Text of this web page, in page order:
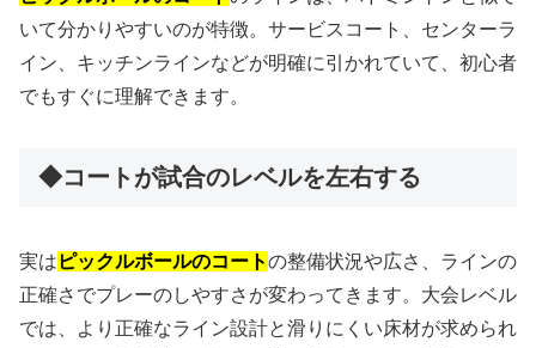
いて分かりやすいのが特徴。サービスコート、センターラ
イン、キッチンラインなどが明確に引かれていて、初心者
でもすぐに理解できます。
◆コートが試合のレベルを左右する
実は ピックルボールのコートの整備状況や広さ、ラインの
正確さでプレーのしやすさが変わってきます。大会レベル
では、より正確なライン設計と滑りにくい床材が求められ